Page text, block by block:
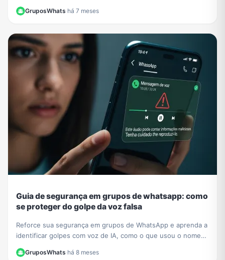
nunca mais se esqueça de um recado importante!
GruposWhats·há 7 meses
Guia de segurança em grupos de whatsapp: como
se proteger do golpe da voz falsa
Reforce sua segurança em grupos de WhatsApp e aprenda a
identificar golpes com voz de IA, como o que usou o nome
GruposWhats·há 8 meses